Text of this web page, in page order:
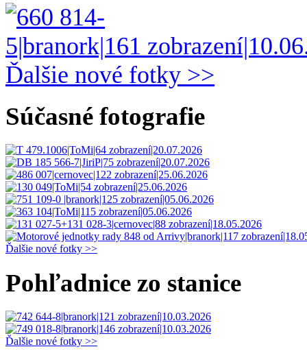
Ďalšie nové fotky >>
Súčasné fotografie
Ďalšie nové fotky >>
Pohľadnice zo stanice
Ďalšie nové fotky >>